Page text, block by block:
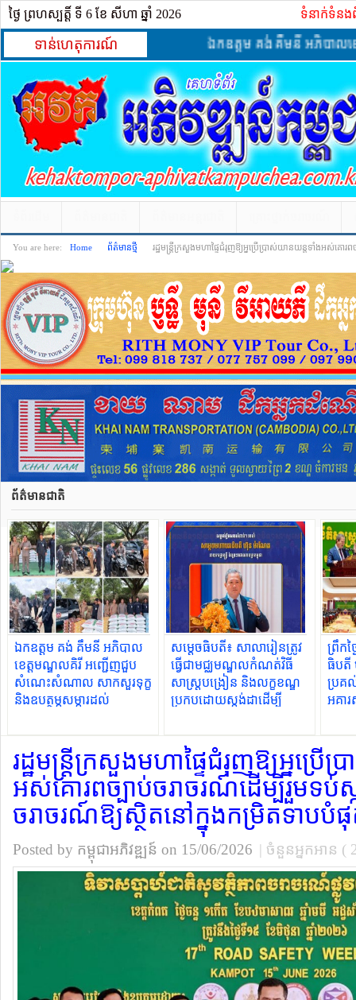
ថ្ងៃ ព្រហស្បត្ដិ៍ ទី 6​ ខែ សីហា ឆ្នាំ 2026 ទំនាក់ទំនង
ទាន់ហេតុការណ៍ ឯកឧត្តម គង់ គឹមនី អភិបាលខេត្តមណ្
You are here: Home ព័ត៌មានថ្មី រដ្ឋមន្រ្តីក្រសួងមហាផ្ទៃជំរុញឱ្យអ្នប្រើប្រាស់យានយន្តទាំងអស់គោ
ព័ត៌មានជាតិ
ឯកឧត្តម គង់ គឹមនី អភិបាល
ខេត្តមណ្ឌលគិរី អញ្ជើញជួប
សំណេះសំណាល សាកសួរទុក្ខ
និងឧបត្ថម្ភសម្ភារដល់
សម្ដេចធិបតី​៖ សាលារៀនត្រូវ
ធ្វើជាមជ្ឈមណ្ឌលកំណត់វិធី
សាស្ត្របង្រៀន និងលក្ខខណ្ឌ
ប្រកបដោយស្តង់ដាដើម្បី
លាស់
ព្រឹកថ្
ធិបតី
ប្រគ
អគា
រដ្ឋមន្រ្តីក្រសួងមហាផ្ទៃជំរុញឱ្យអ្នប្រើ
អស់គោរពច្បាប់ចរាចរណ៍ដើម្បីរួមទប់ស្ក
ចរាចរណ៍ឱ្យស្ថិតនៅក្នុងកម្រិតទាបបំ
Posted by កម្ពុជាអភិវឌ្ឍន៍ on 15/06/2026 | ចំនួនអ្នកអាន (